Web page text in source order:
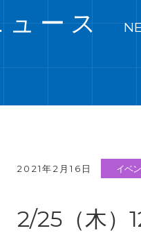
ュース
2021年2月16日 イベ
2/25（木）